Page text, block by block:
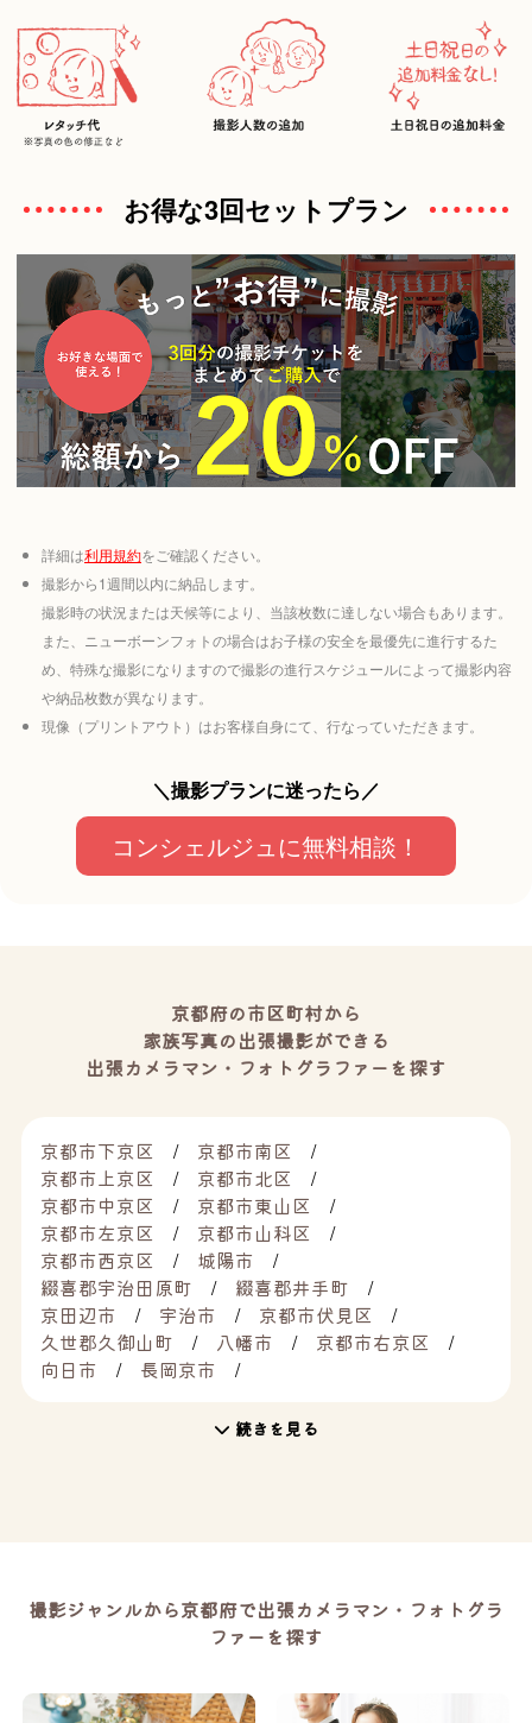
お得な3回セットプラン
詳細は利用規約をご確認ください。
撮影から1週間以内に納品します。
撮影時の状況または天候等により、当該枚数に達しない場合もあります。
また、ニューボーンフォトの場合はお子様の安全を最優先に進行するた
め、特殊な撮影になりますので撮影の進行スケジュールによって撮影内容
や納品枚数が異なります。
現像（プリントアウト）はお客様自身にて、行なっていただきます。
＼撮影プランに迷ったら／
コンシェルジュに無料相談！
京都府の市区町村から
家族写真の出張撮影ができる
出張カメラマン・フォトグラファーを探す
京都市下京区
京都市南区
京都市上京区
京都市北区
京都市中京区
京都市東山区
京都市左京区
京都市山科区
京都市西京区
城陽市
綴喜郡宇治田原町
綴喜郡井手町
京田辺市
宇治市
京都市伏見区
久世郡久御山町
八幡市
京都市右京区
向日市
長岡京市
続きを見る
撮影ジャンルから京都府で出張カメラマン・フォトグラ
ファーを探す